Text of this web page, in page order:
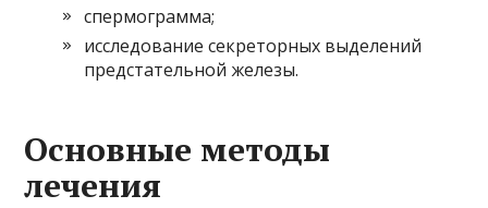
спермограмма;
исследование секреторных выделений
предстательной железы.
Основные методы
лечения